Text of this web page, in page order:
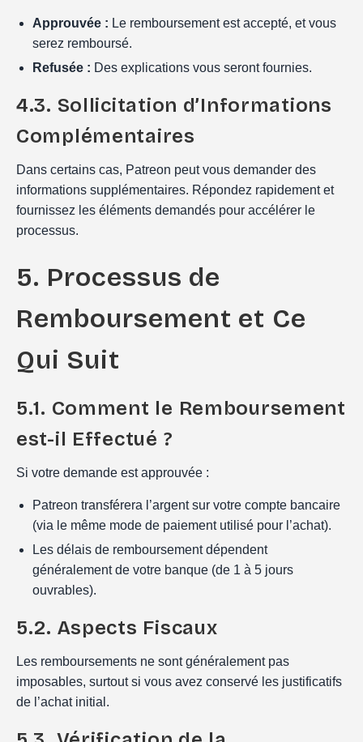
Approuvée : Le remboursement est accepté, et vous
serez remboursé.
Refusée : Des explications vous seront fournies.
4.3. Sollicitation d’Informations
Complémentaires
Dans certains cas, Patreon peut vous demander des
informations supplémentaires. Répondez rapidement et
fournissez les éléments demandés pour accélérer le
processus.
5. Processus de
Remboursement et Ce
Qui Suit
5.1. Comment le Remboursement
est-il Effectué ?
Si votre demande est approuvée :
Patreon transférera l’argent sur votre compte bancaire
(via le même mode de paiement utilisé pour l’achat).
Les délais de remboursement dépendent
généralement de votre banque (de 1 à 5 jours
ouvrables).
5.2. Aspects Fiscaux
Les remboursements ne sont généralement pas
imposables, surtout si vous avez conservé les justificatifs
de l’achat initial.